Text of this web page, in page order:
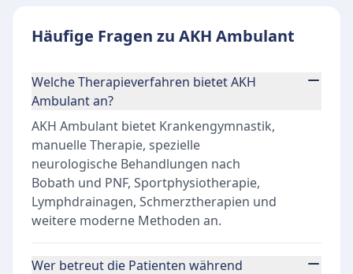
Häufige Fragen zu AKH Ambulant
Welche Therapieverfahren bietet AKH
Ambulant an?
AKH Ambulant bietet Krankengymnastik,
manuelle Therapie, spezielle
neurologische Behandlungen nach
Bobath und PNF, Sportphysiotherapie,
Lymphdrainagen, Schmerztherapien und
weitere moderne Methoden an.
Wer betreut die Patienten während